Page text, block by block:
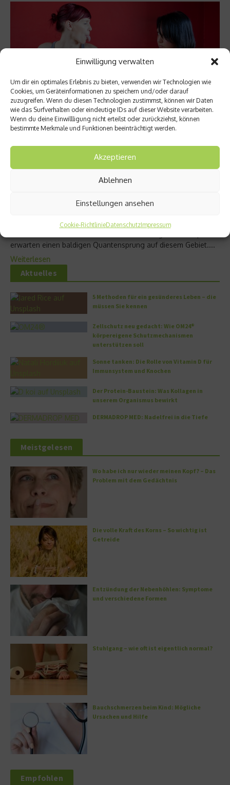
Einwilligung verwalten
Um dir ein optimales Erlebnis zu bieten, verwenden wir Technologien wie
Cookies, um Geräteinformationen zu speichern und/oder darauf
zuzugreifen. Wenn du diesen Technologien zustimmst, können wir Daten
wie das Surfverhalten oder eindeutige IDs auf dieser Website verarbeiten.
Wenn du deine Einwillligung nicht erteilst oder zurückziehst, können
bestimmte Merkmale und Funktionen beeinträchtigt werden.
Akzeptieren
Ablehnen
Einstellungen ansehen
Cookie-RichtlinieDatenschutzImpressum
Forschung & Aufklärung
Bakterien im Darm mitverantwortlich für
Darmbakterien scheinen einer der Gründe zu sein, warum
Obwohl die Forschungsarbeiten noch nicht weit
Informationen, die den Zusammenhang zwischen
erwarten einen baldigen Quantensprung auf diesem Gebiet....
Weiterlesen
Aktuelles
5 Methoden für ein gesünderes Leben – die
müssen Sie kennen
Zellschutz neu gedacht: Wie OM24®
körpereigene Schutzmechanismen
unterstützen soll
Sonne tanken: Die Rolle von Vitamin D für
Immunsystem und Knochen
Der Protein-Baustein: Was Kollagen in
unserem Organismus bewirkt
DERMADROP MED: Nadelfrei in die Tiefe
Meistgelesen
Wo habe ich nur wieder meinen Kopf? – Das
Problem mit dem Gedächtnis
Die volle Kraft des Korns – So wichtig ist
Getreide
Entzündung der Nebenhöhlen: Symptome
und verschiedene Formen
Stuhlgang – wie oft ist eigentlich normal?
Bauchschmerzen beim Kind: Mögliche
Ursachen und Hilfe
Empfohlen